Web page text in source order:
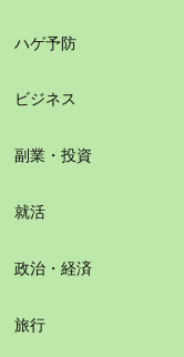
ハゲ予防
ビジネス
副業・投資
就活
政治・経済
旅行